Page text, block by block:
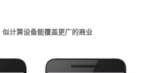
计算设备能覆盖更广的商业